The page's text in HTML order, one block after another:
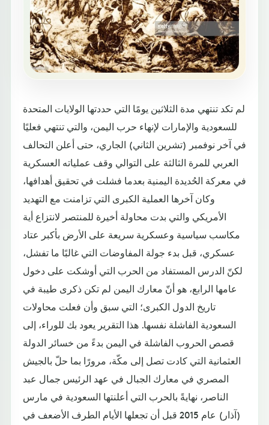
لم تكد تنتهي مدة الثلاثين يومًا التي حددتها الولايات المتحدة
للسعودية والإمارات لإنهاء حرب اليمن، والتي تنتهي فعليًا
في آخر نوفمبر (تشرين الثاني) الجاري، حتى أعلن التحالف
العربي للمرة الثالثة على التوالي وقف عملياته العسكرية
في معركة الحُديدة اليمنية بعدما فشلت في تحقيق أهدافها،
وكان آخرها العملية الكبرى التي تزامنت مع التهديد
الأمريكي والتي بدت محاولة أخيرة للمنتصر لانتزاع أية
مكاسب سياسية وعسكرية سريعة على الأرض بأكبر عتاد
عسكري، قبل بدء جولة المفاوضات التي غالبًا ما تفشل،
لكنّ الدرس المستفاد من الحرب التي أوشكت على دخول
عامها الرابع، هو أنّ معارك اليمن لم تكن ذكرى طيبة في
تاريخ الدول الكبرى؛ التي سبق وأن فعلت محاولات
السعودية الفاشلة نفسها. هذا التقرير يعود بك للوراء، إلى
قصص الحروب الفاشلة في اليمن بدءً من خسائر الدولة
العثمانية التي كادت تصل إلى مكّة، مرورًا بما حلّ بالجيش
المصري في معارك الجبال في عهد الرئيس جمال عبد
الناصر، نهايةً بالحرب التي أعلنتها السعودية في مارس
(آذار) عام 2015 قبل أن تجعلها الأيام الطرف الأضعف في